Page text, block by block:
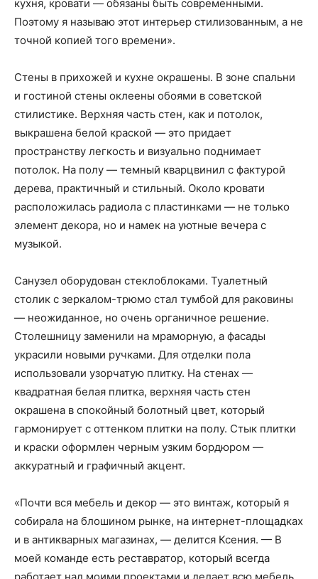
кухня, кровати — обязаны быть современными.
Поэтому я называю этот интерьер стилизованным, а не
точной копией того времени».
Стены в прихожей и кухне окрашены. В зоне спальни
и гостиной стены оклеены обоями в советской
стилистике. Верхняя часть стен, как и потолок,
выкрашена белой краской — это придает
пространству легкость и визуально поднимает
потолок. На полу — темный кварцвинил с фактурой
дерева, практичный и стильный. Около кровати
расположилась радиола с пластинками — не только
элемент декора, но и намек на уютные вечера с
музыкой.
Санузел оборудован стеклоблоками. Туалетный
столик с зеркалом-трюмо стал тумбой для раковины
— неожиданное, но очень органичное решение.
Столешницу заменили на мраморную, а фасады
украсили новыми ручками. Для отделки пола
использовали узорчатую плитку. На стенах —
квадратная белая плитка, верхняя часть стен
окрашена в спокойный болотный цвет, который
гармонирует с оттенком плитки на полу. Стык плитки
и краски оформлен черным узким бордюром —
аккуратный и графичный акцент.
«Почти вся мебель и декор — это винтаж, который я
собирала на блошином рынке, на интернет-площадках
и в антикварных магазинах, — делится Ксения. — В
моей команде есть реставратор, который всегда